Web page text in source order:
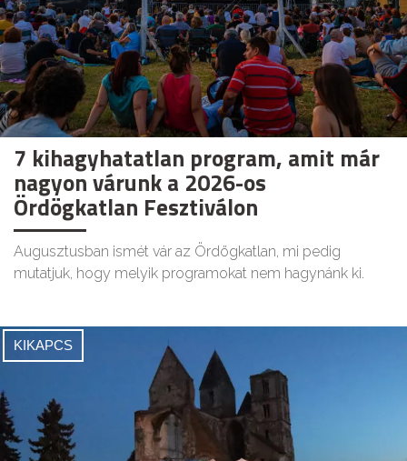
7 kihagyhatatlan program, amit már
nagyon várunk a 2026-os
Ördögkatlan Fesztiválon
Augusztusban ismét vár az Ördögkatlan, mi pedig
mutatjuk, hogy melyik programokat nem hagynánk ki.
KIKAPCS